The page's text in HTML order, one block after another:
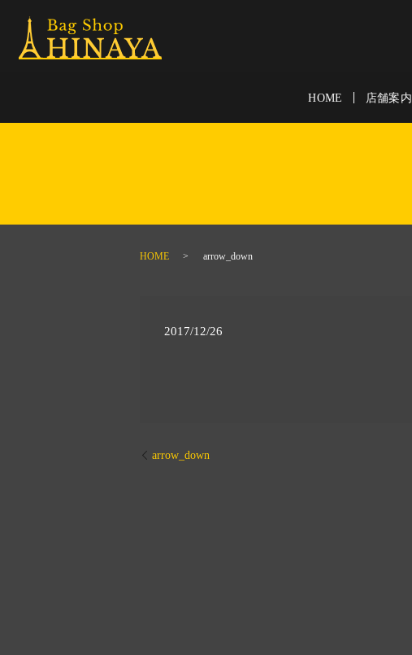
HOME 店舗案内
HOME arrow_down
2017/12/26
arrow_down